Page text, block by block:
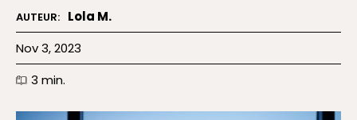
AUTEUR: Lola M.
Nov 3, 2023
3 min.